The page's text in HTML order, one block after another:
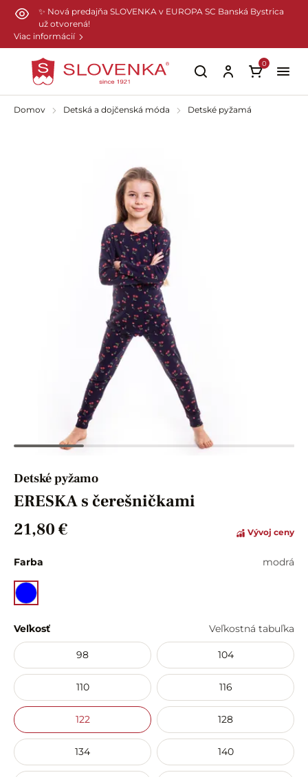
Preskočiť na hlavný obsah
✨ Nová predajňa SLOVENKA v EUROPA SC Banská Bystrica
už otvorená!
Viac informácií
0
Domov Detská a dojčenská móda Detské pyžamá
Detské pyžamo
ERESKA s čerešničkami
21,80 €
Vývoj ceny
Farba modrá
Veľkosť Veľkostná tabuľka
98 104
110 116
122 128
134 140